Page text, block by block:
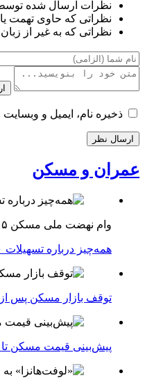
نظرات ارسال شده
نظراتی که حاوی تهمت
نظراتی که به غیر از
ذخیره نام، ایمیل و
عمران و مسکن
وام نهضت ملی مسکن ۱۴۰۵؛
همه‌چیز درباره تسهیلات ۸۵۰ میلیونی
توقف بازار مسکن پس
پیش‌بینی قیمت مسکن تا